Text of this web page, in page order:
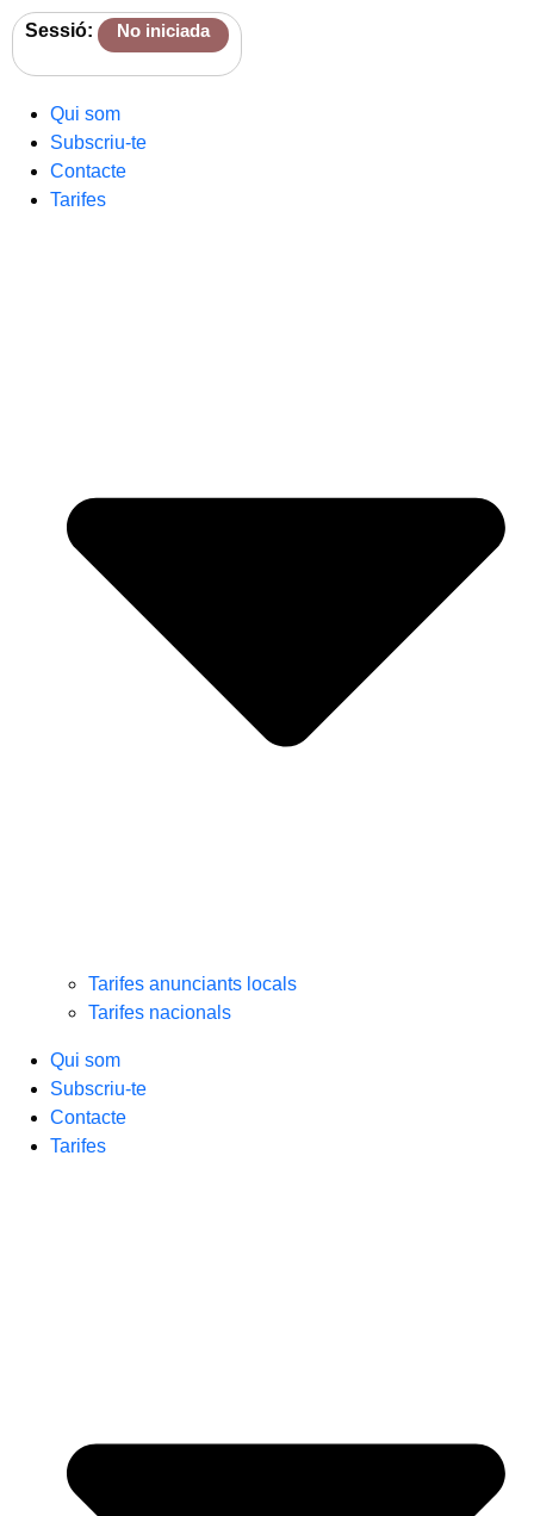
Sessió: No iniciada
Qui som
Subscriu-te
Contacte
Tarifes
Tarifes anunciants locals
Tarifes nacionals
Qui som
Subscriu-te
Contacte
Tarifes